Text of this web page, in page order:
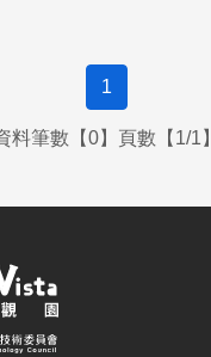
1
料筆數【0】頁數【1/1】